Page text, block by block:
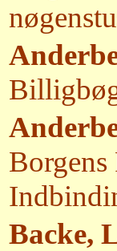
Backe,